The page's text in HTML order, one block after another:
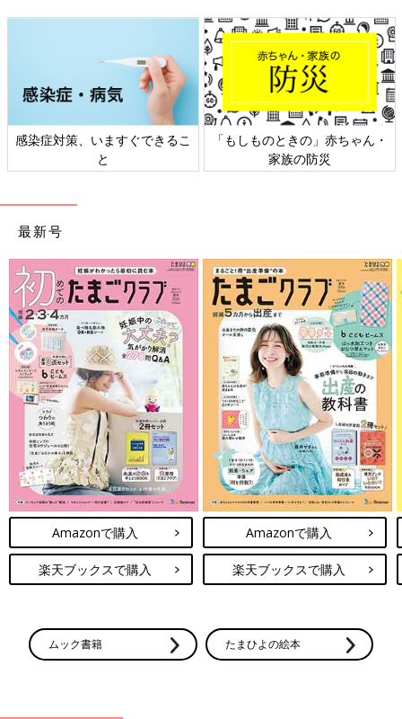
感染症対策、いますぐできるこ
と
「もしものときの」赤ちゃん・
家族の防災
最新号
Amazonで購入
楽天ブックスで購入
Amazonで購入
楽天ブックスで購入
ムック書籍 たまひよの絵本